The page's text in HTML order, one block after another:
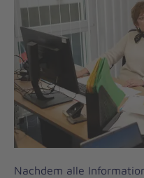
Nachdem alle